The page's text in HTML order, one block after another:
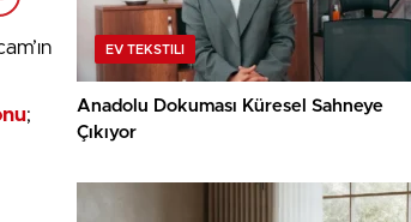
;
EV TEKSTILI
Anadolu Dokuması Küresel Sahneye
Çıkıyor